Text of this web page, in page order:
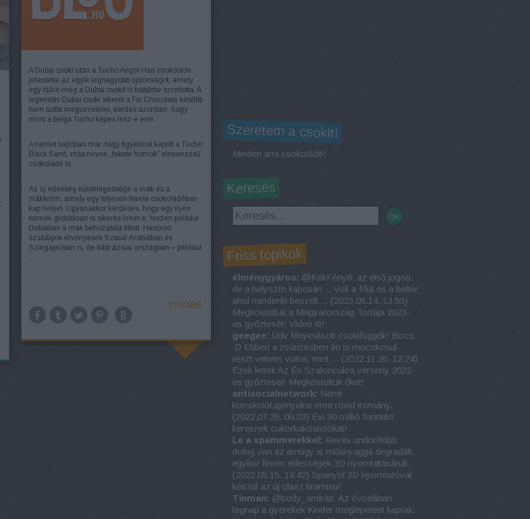
A Dubai csoki után a Tucho Angel Hair csokoládé
jelentette az egyik legnagyobb újdonságot, amely
egy időre még a Dubai csokit is háttérbe szorította. A
legendás Dubai csoki sikerét a Fix Chocolate később
nem tudta megismételni, kérdés azonban, hogy
most a belga Tucho képes lesz-e erre.
A német sajtóban már nagy figyelmet kapott a Tucho
Black Sand, más néven „fekete homok” elnevezésű
csokoládé is.
Az új édesség különlegessége a mák és a
mákkrém, amely egy teljesen fekete csokoládéban
kap helyet. Ugyanakkor kérdéses, hogy egy ilyen
termék globálisan is sikeres lehet-e, hiszen például
Dubaiban a mák behozatala tiltott. Hasonló
szabályok érvényesek Szaúd-Arábiában és
Szingapúrban is, de több ázsiai országban – például
...
TOVÁBB
Szeretem a csokit!
Minden ami csokoládé!
Keresés
Friss topikok
élménygyáros: @KékFény6: az első jogos,
de a helyszín kapcsán ... volt a főút és a beltér
ahol mindenki beszélt ... (2023.08.14. 13:53)
Megkóstoltuk a Magyarország Tortája 2023-
as győztesét! Videó itt!
geegee: Üdv fénymásolt csokifüggők! Bocs.
:D Ebben a zsűrizésben én is mocskosul
részt vettem volna, mint ... (2022.11.26. 12:24)
Ezek lettek Az Év Szaloncukra verseny 2022-
es győztesei! Megkóstoltuk őket!
antisocialnetwork: Némi
korrekciót,igényelne eme rövid iromány.
(2022.07.28. 06:03) Évi 30 millió forintért
keresnek cukorkakóstolókat!
Le a spammerekkel: Kevés undorítóbb
dolog van az amúgy is műanyaggá degradált,
egykor finom édességek 3D nyomtatásánál.
(2022.05.15. 19:42) Spanyol 3D nyomtatóval
készül az új olasz tiramisu!
Tinman: @body_andras: Az óvodában
tegnap a gyerekek Kinder meglepetést kaptak.